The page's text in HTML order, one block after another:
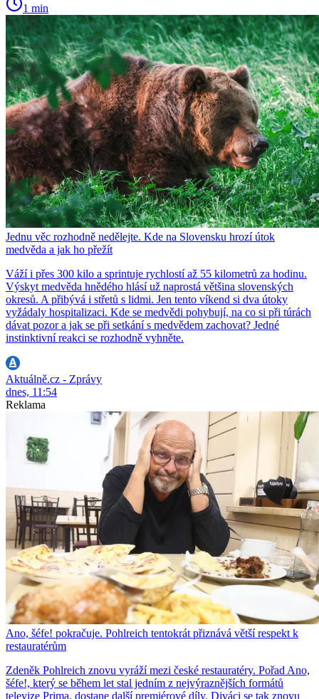
1 min
Jednu věc rozhodně nedělejte. Kde na Slovensku hrozí útok
medvěda a jak ho přežít
Váží i přes 300 kilo a sprintuje rychlostí až 55 kilometrů za hodinu.
Výskyt medvěda hnědého hlásí už naprostá většina slovenských
okresů. A přibývá i střetů s lidmi. Jen tento víkend si dva útoky
vyžádaly hospitalizaci. Kde se medvědi pohybují, na co si při túrách
dávat pozor a jak se při setkání s medvědem zachovat? Jedné
instinktivní reakci se rozhodně vyhněte.
Aktuálně.cz - Zprávy
dnes, 11:54
Reklama
Ano, šéfe! pokračuje. Pohlreich tentokrát přiznává větší respekt k
restauratérům
Zdeněk Pohlreich znovu vyráží mezi české restauratéry. Pořad Ano,
šéfe!, který se během let stal jedním z nejvýraznějších formátů
televize Prima, dostane další premiérové díly. Diváci se tak znovu